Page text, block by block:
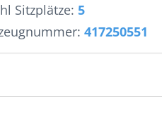
Sitzplätze: 5
417250551